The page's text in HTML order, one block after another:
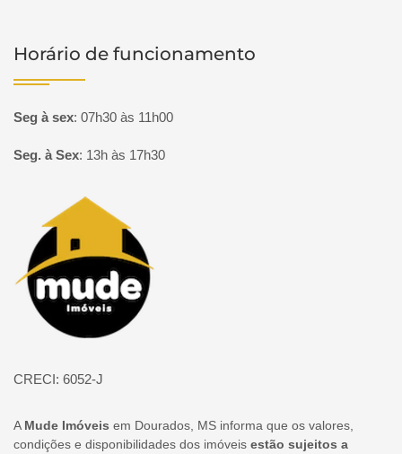
Horário de funcionamento
Seg à sex: 07h30 às 11h00
Seg. à Sex: 13h às 17h30
Página inicial
CRECI: 6052-J
A Mude Imóveis em Dourados, MS informa que os valores,
condições e disponibilidades dos imóveis estão sujeitos a